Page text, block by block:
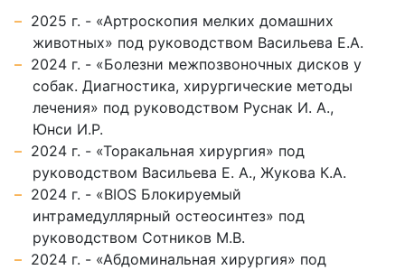
2025 г. - «Артроскопия мелких домашних
животных» под руководством Васильева Е.А.
2024 г. - «Болезни межпозвоночных дисков у
собак. Диагностика, хирургические методы
лечения» под руководством Руснак И. А.,
Юнси И.Р.
2024 г. - «Торакальная хирургия» под
руководством Васильева Е. А., Жукова К.А.
2024 г. - «BIOS Блокируемый
интрамедуллярный остеосинтез» под
руководством Сотников М.В.
2024 г. - «Абдоминальная хирургия» под